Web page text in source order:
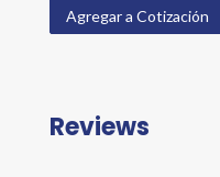
Agregar a Cotización
Reviews